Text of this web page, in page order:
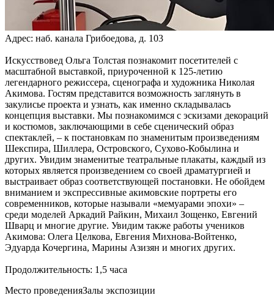
Адрес: наб. канала Грибоедова, д. 103
Искусствовед Ольга Толстая познакомит посетителей с
масштабной выставкой, приуроченной к 125-летию
легендарного режиссера, сценографа и художника Николая
Акимова. Гостям представится возможность заглянуть в
закулисье проекта и узнать, как именно складывалась
концепция выставки. Мы познакомимся с эскизами декораций
и костюмов, заключающими в себе сценический образ
спектаклей, – к постановкам по знаменитым произведениям
Шекспира, Шиллера, Островского, Сухово-Кобылина и
других. Увидим знаменитые театральные плакаты, каждый из
которых является произведением со своей драматургией и
выстраивает образ соответствующей постановки. Не обойдем
вниманием и экспрессивные акимовские портреты его
современников, которые называли «мемуарами эпохи» –
среди моделей Аркадий Райкин, Михаил Зощенко, Евгений
Шварц и многие другие. Увидим также работы учеников
Акимова: Олега Целкова, Евгения Михнова-Войтенко,
Эдуарда Кочергина, Марины Азизян и многих других.
Продолжительность: 1,5 часа
Место проведенияЗалы экспозиции